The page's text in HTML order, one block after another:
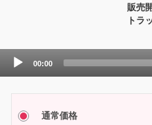
販売
トラ
Audio
00:00
通常価格